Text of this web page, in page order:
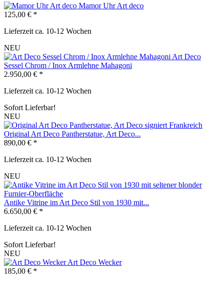
Mamor Uhr Art deco
125,00 € *
Lieferzeit ca. 10-12 Wochen
NEU
Art Deco
Sessel Chrom / Inox Armlehne Mahagoni
2.950,00 € *
Lieferzeit ca. 10-12 Wochen
Sofort Lieferbar!
NEU
Original Art Deco Pantherstatue, Art Deco...
890,00 € *
Lieferzeit ca. 10-12 Wochen
NEU
Antike Vitrine im Art Deco Stil von 1930 mit...
6.650,00 € *
Lieferzeit ca. 10-12 Wochen
Sofort Lieferbar!
NEU
Art Deco Wecker
185,00 € *